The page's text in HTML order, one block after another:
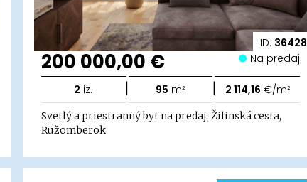
ID: 36428
200 000,00 € Na predaj
2 iz. | 95 m² | 2 114,16 €/m²
Svetlý a priestranný byt na predaj, Žilinská cesta,
Ružomberok